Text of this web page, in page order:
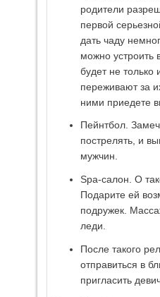
родители
первой
дать чаду
можно устроить
будет не только
переживают за
ними приедете
Пейнтбол.
пострелять, и
мужчин.
Spa-салон. О
Подарите ей
подружек.
леди.
После такого
отправиться в
пригласить